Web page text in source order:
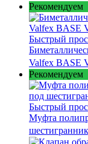
Рекомендуем
Быстрый
Valfex BASE
Рекомендуем
Быстрый
Муфта